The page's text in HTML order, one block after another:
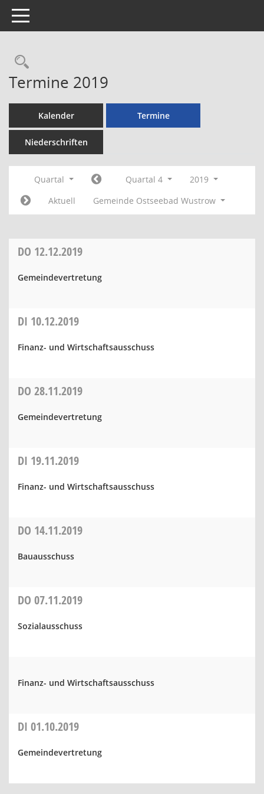
Toggle navigation
Rechercheauswahl
Termine 2019
Kalender Termine
Niederschriften
Quartal Quartal 4
2019
Aktuell
Gemeinde Ostseebad Wustrow
DO 12.12.2019
Gemeindevertretung
DI 10.12.2019
Finanz- und Wirtschaftsausschuss
DO 28.11.2019
Gemeindevertretung
DI 19.11.2019
Finanz- und Wirtschaftsausschuss
DO 14.11.2019
Bauausschuss
DO 07.11.2019
Sozialausschuss
Finanz- und Wirtschaftsausschuss
DI 01.10.2019
Gemeindevertretung